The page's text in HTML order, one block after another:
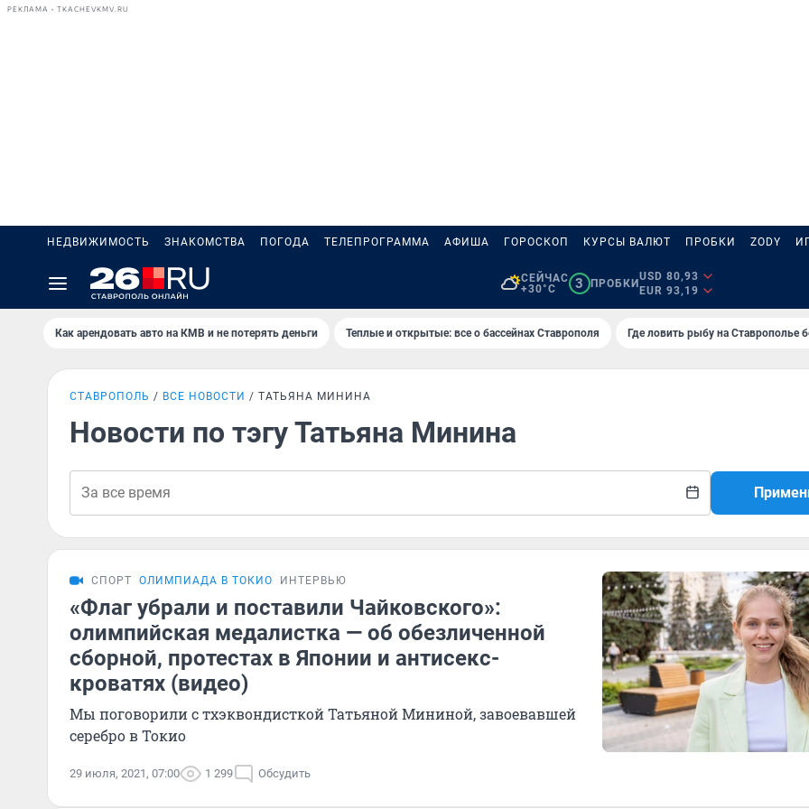
РЕКЛАМА • TKACHEVKMV.RU
НЕДВИЖИМОСТЬ ЗНАКОМСТВА ПОГОДА ТЕЛЕПРОГРАММА АФИША ГОРОСКОП КУРСЫ ВАЛЮТ ПРОБКИ ZODY
СЕЙЧАС
+30°C
3 ПРОБКИ
USD 80,93
EUR 93,19
Как арендовать авто на КМВ и не потерять деньги Теплые и открытые: все о бассейнах Ставрополя Где ловить рыбу на Ставрополье
СТАВРОПОЛЬ ВСЕ НОВОСТИ ТАТЬЯНА МИНИНА
Новости по тэгу Татьяна Минина
СПОРТ ОЛИМПИАДА В ТОКИО ИНТЕРВЬЮ
«Флаг убрали и поставили Чайковского»:
олимпийская медалистка — об обезличенной
сборной, протестах в Японии и антисекс-
кроватях (видео)
Мы поговорили с тхэквондисткой Татьяной Мининой, завоевавшей
серебро в Токио
29 июля, 2021, 07:00 1 299 Обсудить